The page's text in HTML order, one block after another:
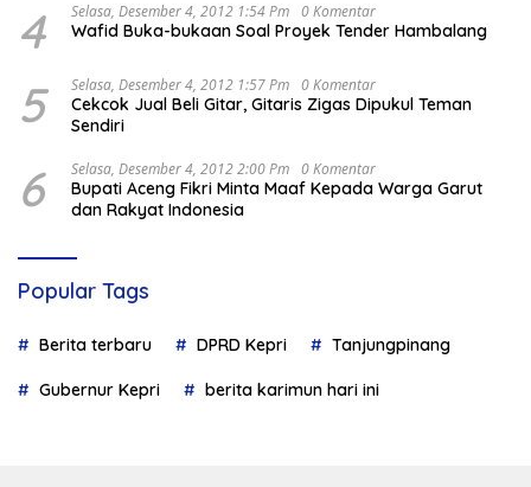
4 Selasa, Desember 4, 2012 1:54 Pm 0 Komentar
Wafid Buka-bukaan Soal Proyek Tender Hambalang
5 Selasa, Desember 4, 2012 1:57 Pm 0 Komentar
Cekcok Jual Beli Gitar, Gitaris Zigas Dipukul Teman
Sendiri
6 Selasa, Desember 4, 2012 2:00 Pm 0 Komentar
Bupati Aceng Fikri Minta Maaf Kepada Warga Garut
dan Rakyat Indonesia
Popular Tags
Berita terbaru DPRD Kepri Tanjungpinang
Gubernur Kepri berita karimun hari ini